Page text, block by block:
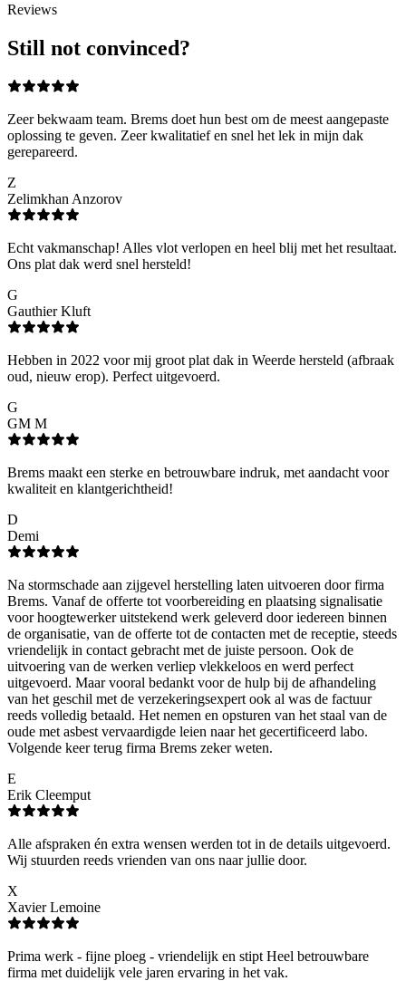
Reviews
Still not convinced?
Zeer bekwaam team. Brems doet hun best om de meest aangepaste
oplossing te geven. Zeer kwalitatief en snel het lek in mijn dak
gerepareerd.
Z
Zelimkhan Anzorov
Echt vakmanschap! Alles vlot verlopen en heel blij met het resultaat.
Ons plat dak werd snel hersteld!
G
Gauthier Kluft
Hebben in 2022 voor mij groot plat dak in Weerde hersteld (afbraak
oud, nieuw erop). Perfect uitgevoerd.
G
GM M
Brems maakt een sterke en betrouwbare indruk, met aandacht voor
kwaliteit en klantgerichtheid!
D
Demi
Na stormschade aan zijgevel herstelling laten uitvoeren door firma
Brems. Vanaf de offerte tot voorbereiding en plaatsing signalisatie
voor hoogtewerker uitstekend werk geleverd door iedereen binnen
de organisatie, van de offerte tot de contacten met de receptie, steeds
vriendelijk in contact gebracht met de juiste persoon. Ook de
uitvoering van de werken verliep vlekkeloos en werd perfect
uitgevoerd. Maar vooral bedankt voor de hulp bij de afhandeling
van het geschil met de verzekeringsexpert ook al was de factuur
reeds volledig betaald. Het nemen en opsturen van het staal van de
oude met asbest vervaardigde leien naar het gecertificeerd labo.
Volgende keer terug firma Brems zeker weten.
E
Erik Cleemput
Alle afspraken én extra wensen werden tot in de details uitgevoerd.
Wij stuurden reeds vrienden van ons naar jullie door.
X
Xavier Lemoine
Prima werk - fijne ploeg - vriendelijk en stipt Heel betrouwbare
firma met duidelijk vele jaren ervaring in het vak.